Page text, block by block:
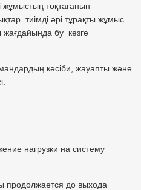
тоқтағанын
тиімді әрі тұрақты жұмыс
жағдайында бу көзге
кәсіби, жауапты және
нагрузки на систему
продолжается до выхода